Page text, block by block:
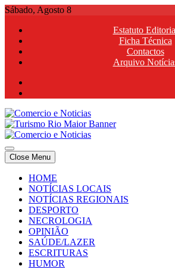
Skip
content
Sábado, Agosto 8
Estatuto
Ficha Técnica
Contactos
Arquivo
Comercio e Noticias
Notícias e Publicidade Online
Comercio e Noticias
Notícias e Publicidade Online
Close Menu
HOME
NOTÍCIAS LOCAIS
NOTÍCIAS REGIONAIS
DESPORTO
NECROLOGIA
OPINIÃO
SAÚDE/LAZER
ESCRITURAS
HUMOR